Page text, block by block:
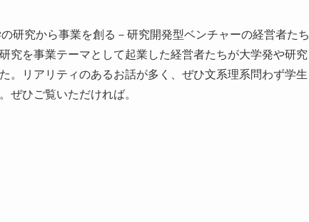
研究から事業を創る－研究開発型ベンチャーの経営者たち
究を事業テーマとして起業した経営者たちが大学発や研究
。リアリティのあるお話が多く、ぜひ文系理系問わず学生
ひご覧いただければ。